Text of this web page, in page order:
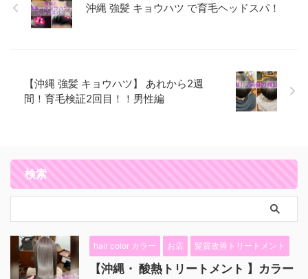
沖縄 強髪 キョウハツ で育毛ヘッドスパ！
【沖縄 強髪 キョウハツ】 あれから2週
間！育毛検証2回目！！男性編
検索
hair color カラー お店 髪質改善トリートメント
【沖縄・ 酸熱トリートメント 】カラー